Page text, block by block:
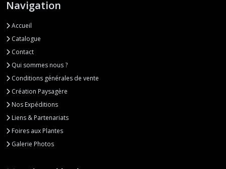
Navigation
Accueil
Catalogue
Contact
Qui sommes nous ?
Conditions générales de vente
Création Paysagère
Nos Expéditions
Liens & Partenariats
Foires aux Plantes
Galerie Photos